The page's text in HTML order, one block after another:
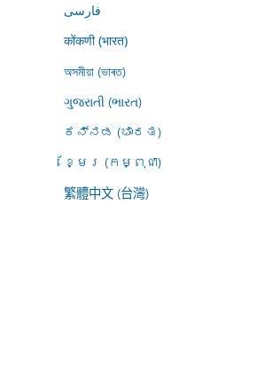
فارسى
कोंकणी (भारत)
অসমীয়া (ভাৰত)
ગુજરાતી (ભારત)
ಕನ್ನಡ (ಭಾರತ)
ខ្មែរ (កម្ពុជា)
繁體中文 (台灣)